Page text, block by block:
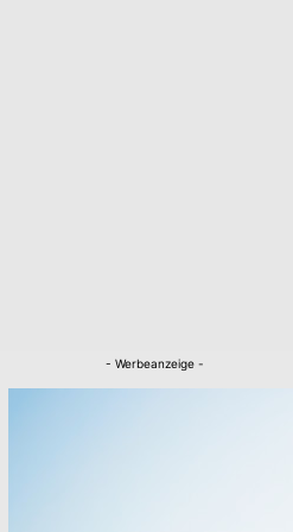
- Werbeanzeige -